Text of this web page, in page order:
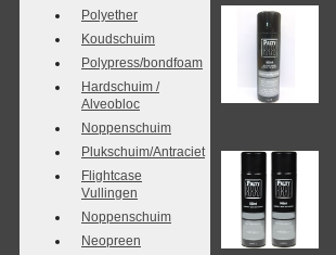
Polyether
Koudschuim
Polypress/bondfoam
Hardschuim /
Alveobloc
Noppenschuim
Plukschuim/Antraciet
Flightcase
Vullingen
Noppenschuim
Neopreen